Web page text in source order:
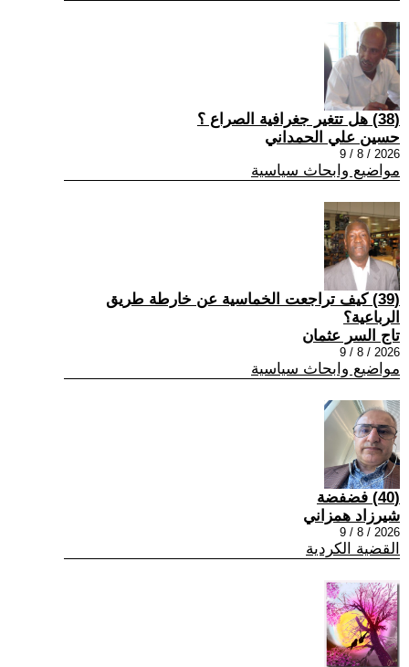
(38) هل تتغير جغرافية الصراع ؟
حسين علي الحمداني
2026 / 8 / 9
مواضيع وابحاث سياسية
(39) كيف تراجعت الخماسية عن خارطة طريق
الرباعية؟
تاج السر عثمان
2026 / 8 / 9
مواضيع وابحاث سياسية
(40) فضفضة
شيرزاد همزاني
2026 / 8 / 9
القضية الكردية